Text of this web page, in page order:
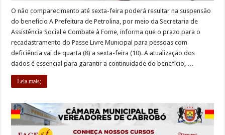
O não comparecimento até sexta-feira poderá resultar na suspensão
do benefício A Prefeitura de Petrolina, por meio da Secretaria de
Assistência Social e Combate à Fome, informa que o prazo para o
recadastramento do Passe Livre Municipal para pessoas com
deficiência vai de quarta (8) a sexta-feira (10). A atualização dos
dados é essencial para garantir a continuidade do benefício, …
Leia mais;